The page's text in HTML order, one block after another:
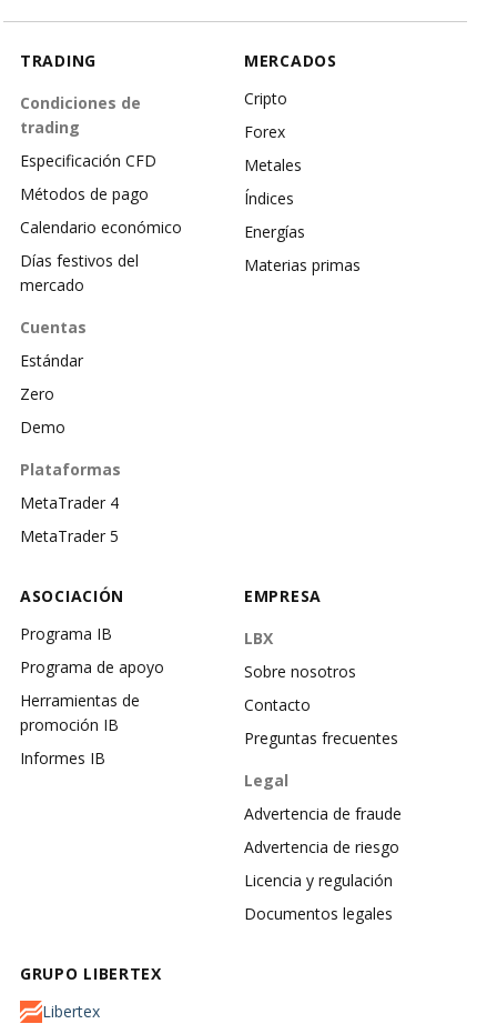
TRADING
Condiciones de
trading
Especificación CFD
Métodos de pago
Calendario económico
Días festivos del
mercado
Cuentas
Estándar
Zero
Demo
Plataformas
MetaTrader 4
MetaTrader 5
MERCADOS
Cripto
Forex
Metales
Índices
Energías
Materias primas
ASOCIACIÓN
Programa IB
Programa de apoyo
Herramientas de
promoción IB
Informes IB
EMPRESA
LBX
Sobre nosotros
Contacto
Preguntas frecuentes
Legal
Advertencia de fraude
Advertencia de riesgo
Licencia y regulación
Documentos legales
GRUPO LIBERTEX
Libertex